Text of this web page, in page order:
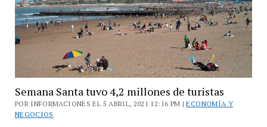
Semana Santa tuvo 4,2 millones de turistas
POR INFORMACIONES EL 5 ABRIL, 2021 12:16 PM |ECONOMÍA Y
NEGOCIOS